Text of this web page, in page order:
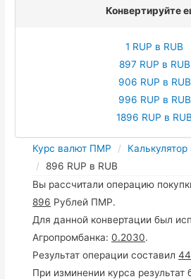
Конвертируйте
1 RUP в RUB
897 RUP в RUB
906 RUP в RUB
996 RUP в RUB
1896 RUP в RUB
Курс валют ПМР
896 RUP в RUB
Вы рассчитали операцию
896 Рублей ПМР.
Для данной конвертации был
Агропромбанка:0.2030.
Результат операции составил
При изминении курса результат